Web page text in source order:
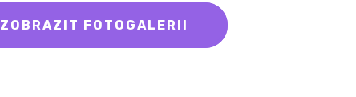
ZOBRAZIT FOTOGALERII